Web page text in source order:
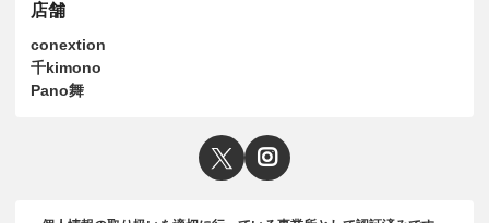
店舗
conextion
千kimono
Pano舞